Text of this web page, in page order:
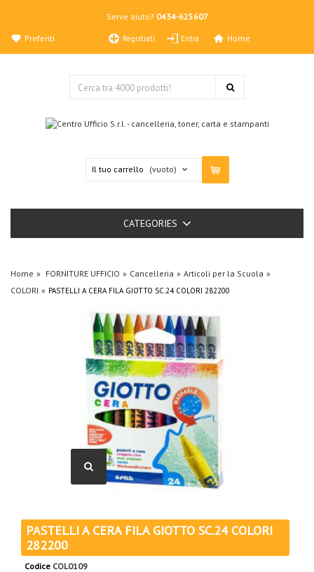
Serve aiuto? 0434-625607
Registrati Entra
Preferiti Home
Il tuo carrello (vuoto)
CATEGORIES
Home FORNITURE UFFICIO Cancelleria
Articoli per la Scuola
COLORI
PASTELLI A CERA FILA GIOTTO SC.24 COLORI 282200
PASTELLI A CERA FILA GIOTTO SC.24 COLORI
282200
Codice COL0109